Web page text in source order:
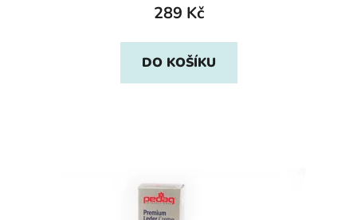
289 Kč
DO KOŠÍKU